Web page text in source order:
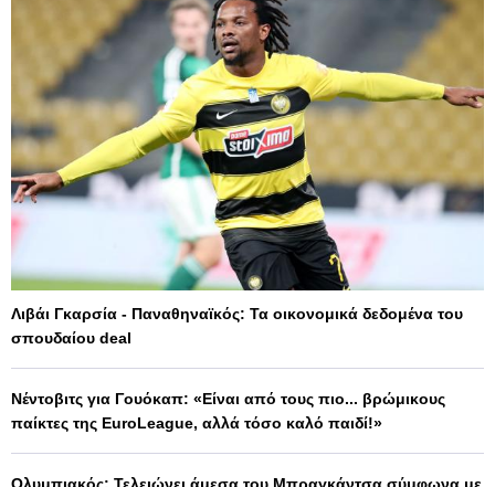
Λιβάι Γκαρσία - Παναθηναϊκός: Τα οικονομικά δεδομένα του
σπουδαίου deal
Νέντοβιτς για Γουόκαπ: «Είναι από τους πιο... βρώμικους
παίκτες της EuroLeague, αλλά τόσο καλό παιδί!»